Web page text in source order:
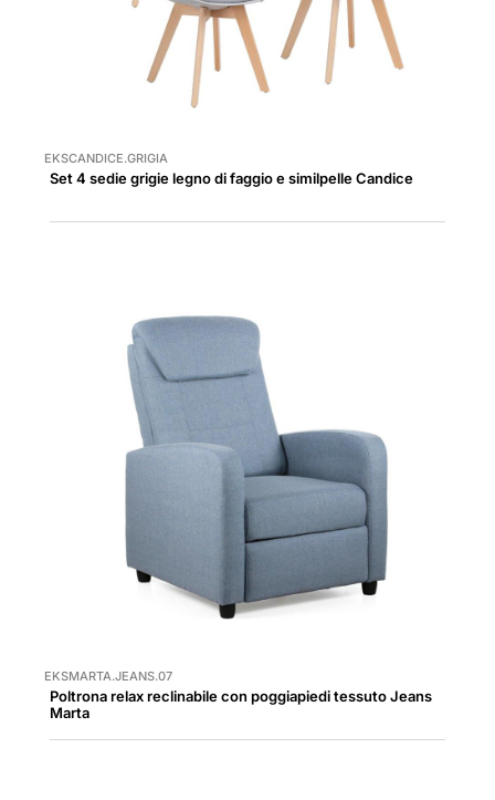
EKSCANDICE.GRIGIA
Set 4 sedie grigie legno di faggio e similpelle Candice
EKSMARTA.JEANS.07
Poltrona relax reclinabile con poggiapiedi tessuto Jeans
Marta